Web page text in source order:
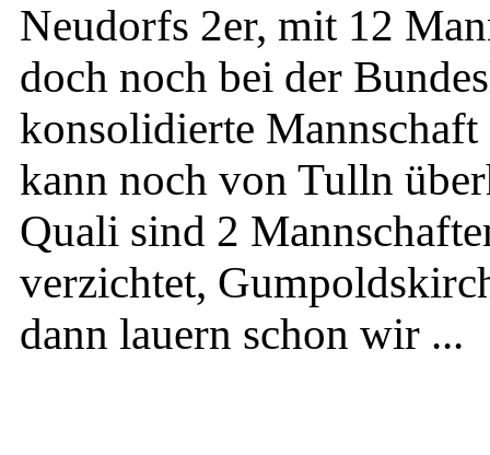
Neudorfs 2er, mit 12
doch noch bei der
konsolidierte Mannschaft
kann noch von Tulln
Quali sind 2
verzichtet,
dann lauern schon wir ...